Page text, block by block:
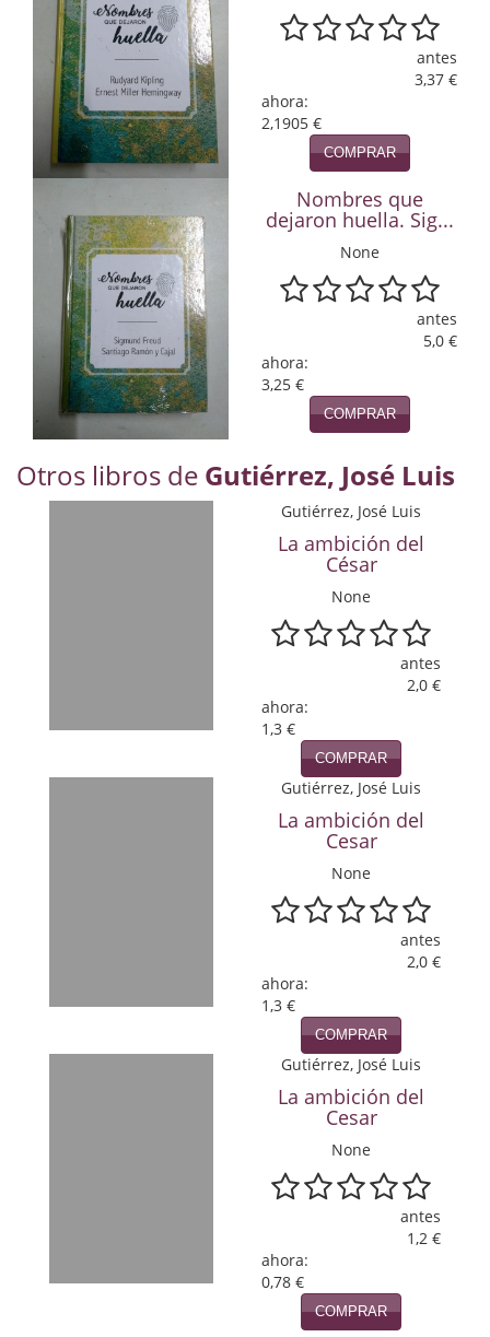
Literatura fantástica
Literatura hispanoamericana
Local
Mafia y espionaje
Matemáticas
Medicina
Música
Naturaleza
Novela Extranjera
Novela histórica
Papás, Mamás, Bebés...
antes
3,37 €
ahora:
2,1905 €
COMPRAR
Nombres que
dejaron huella. Sig...
None
antes
5,0 €
ahora:
3,25 €
COMPRAR
Otros libros de Gutiérrez, José Luis
Gutiérrez, José Luis
La ambición del
César
None
antes
2,0 €
ahora:
1,3 €
COMPRAR
Gutiérrez, José Luis
La ambición del
Cesar
None
antes
2,0 €
ahora:
1,3 €
COMPRAR
Gutiérrez, José Luis
La ambición del
Cesar
None
antes
1,2 €
ahora:
0,78 €
COMPRAR